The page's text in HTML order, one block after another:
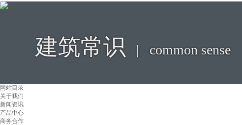
建筑常识 | common sense
网站目录
关于我们
新闻资讯
产品中心
商务合作